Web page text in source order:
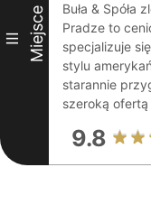
III Miejsce
Buła & Spóła
Pradze to
specjalizuje
stylu
starannie
szeroką
9.8